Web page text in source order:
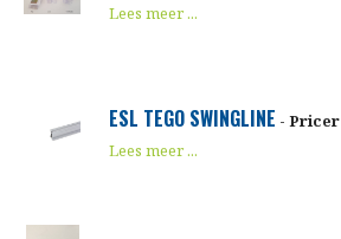
Lees meer ...
ESL TEGO SWINGLINE - Pricer
Lees meer ...